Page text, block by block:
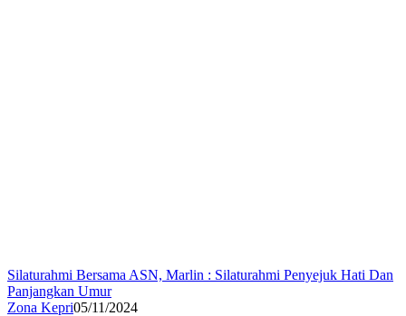
Silaturahmi Bersama ASN, Marlin : Silaturahmi Penyejuk Hati Dan
Panjangkan Umur
Zona Kepri05/11/2024